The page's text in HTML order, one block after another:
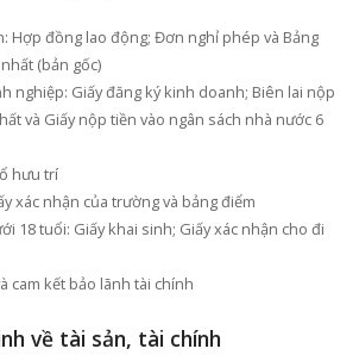
Hợp đồng lao động; Đơn nghỉ phép và Bảng
(bản gốc)
nghiệp: Giấy đăng ký kinh doanh; Biên lai nộp
và Giấy nộp tiền vào ngân sách nhà nước 6
hưu trí
xác nhận của trường và bảng điểm
18 tuổi: Giấy khai sinh; Giấy xác nhận cho đi
cam kết bảo lãnh tài chính
về tài sản, tài chính